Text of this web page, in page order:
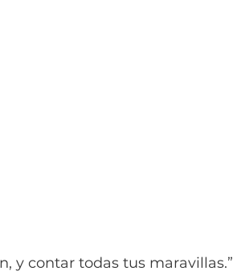
y contar todas tus maravillas.”